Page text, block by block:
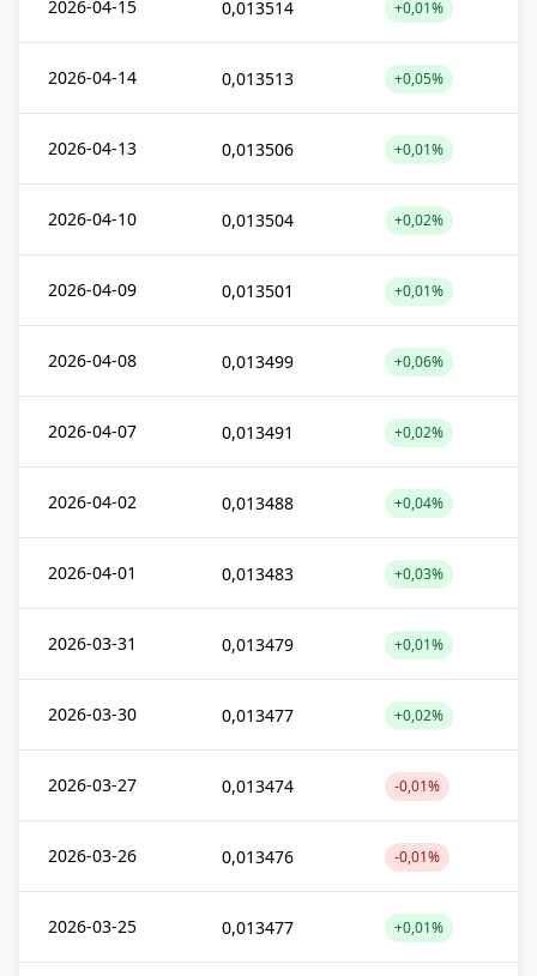
2026-04-15 0,013514 +0,01%
2026-04-14 0,013513 +0,05%
2026-04-13 0,013506 +0,01%
2026-04-10 0,013504 +0,02%
2026-04-09 0,013501 +0,01%
2026-04-08 0,013499 +0,06%
2026-04-07 0,013491 +0,02%
2026-04-02 0,013488 +0,04%
2026-04-01 0,013483 +0,03%
2026-03-31 0,013479 +0,01%
2026-03-30 0,013477 +0,02%
2026-03-27 0,013474 -0,01%
2026-03-26 0,013476 -0,01%
2026-03-25 0,013477 +0,01%